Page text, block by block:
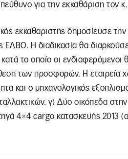
για την εκκαθάριση τον
εκκαθαριστής δημοσίευσε
ΕΛΒΟ. Η διαδικασία θα
το οποίο οι
των προσφορών. Η εταιρεία
και ο μηχανολογικός
γ) Δύο οικόπεδα
4×4 cargo κατασκευής 2013